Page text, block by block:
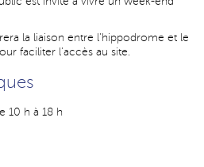
la liaison entre l’hippodrome et le
faciliter l’accès au site.
10 h à 18 h